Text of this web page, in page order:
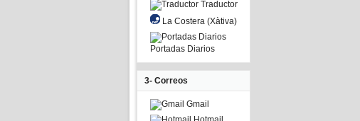
Traductor
La Costera (Xàtiva)
Portadas Diarios
3- Correos
Gmail